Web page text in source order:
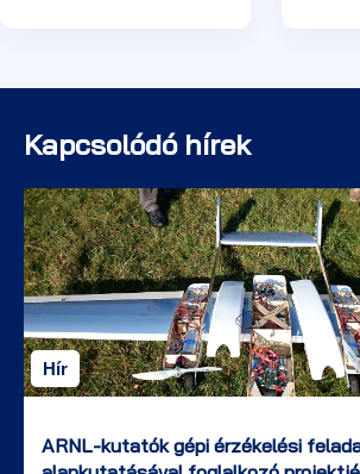
Kapcsolódó hírek
Hír
ARNL-kutatók gépi érzékelési